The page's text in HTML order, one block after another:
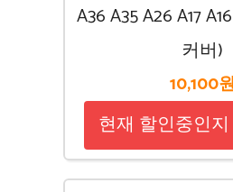
A36 A35 A26 A17
커버)
10,100
현재 할인중인